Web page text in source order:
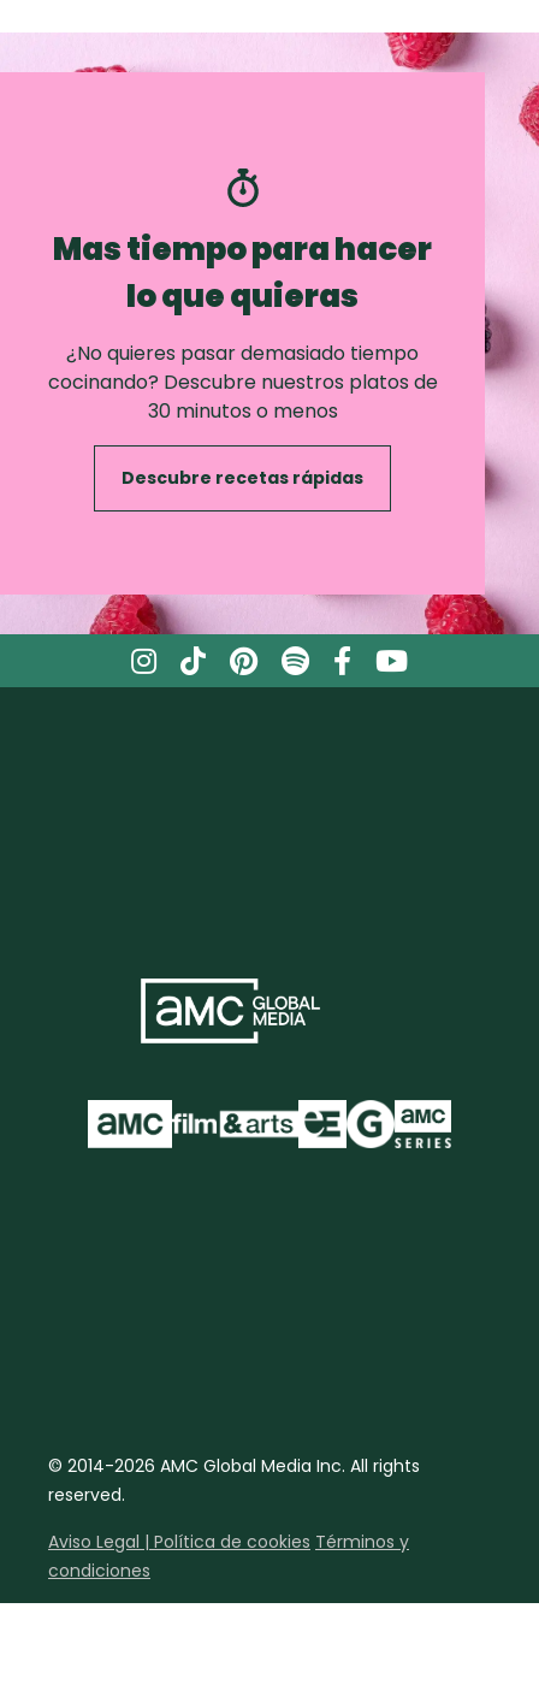
Mas tiempo para hacer
lo que quieras
¿No quieres pasar demasiado tiempo
cocinando? Descubre nuestros platos de
30 minutos o menos
Descubre recetas rápidas
© 2014-2026 AMC Global Media Inc. All rights
reserved.
Aviso Legal | Política de cookies Términos y
condiciones